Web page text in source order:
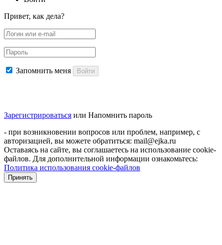
Привет, как дела?
Запомнить меня Войти
Зарегистрироваться или Напомнить пароль
- при возникновении вопросов или проблем, например, с
авторизацией, вы можете обратиться: mail@ejka.ru
Оставаясь на сайте, вы соглашаетесь на использование cookie-
файлов. Для дополнительной информации ознакомьтесь:
Политика использования cookie-файлов
Принять